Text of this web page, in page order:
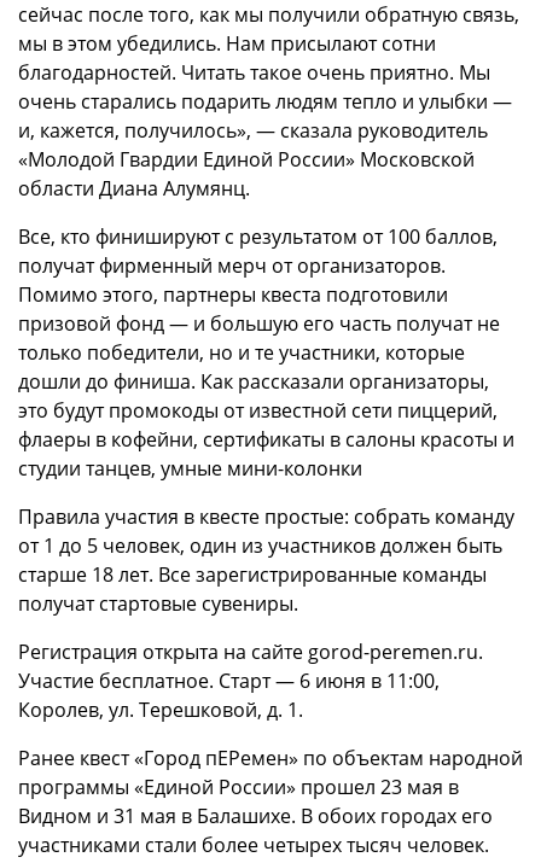
сейчас после того, как мы получили обратную связь,
мы в этом убедились. Нам присылают сотни
благодарностей. Читать такое очень приятно. Мы
очень старались подарить людям тепло и улыбки —
и, кажется, получилось», — сказала руководитель
«Молодой Гвардии Единой России» Московской
области Диана Алумянц.
Все, кто финишируют с результатом от 100 баллов,
получат фирменный мерч от организаторов.
Помимо этого, партнеры квеста подготовили
призовой фонд — и большую его часть получат не
только победители, но и те участники, которые
дошли до финиша. Как рассказали организаторы,
это будут промокоды от известной сети пиццерий,
флаеры в кофейни, сертификаты в салоны красоты и
студии танцев, умные мини-колонки
Правила участия в квесте простые: собрать команду
от 1 до 5 человек, один из участников должен быть
старше 18 лет. Все зарегистрированные команды
получат стартовые сувениры.
Регистрация открыта на сайте gorod-peremen.ru.
Участие бесплатное. Старт — 6 июня в 11:00,
Королев, ул. Терешковой, д. 1.
Ранее квест «Город пЕРемен» по объектам народной
программы «Единой России» прошел 23 мая в
Видном и 31 мая в Балашихе. В обоих городах его
участниками стали более четырех тысяч человек.